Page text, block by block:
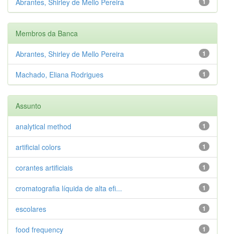
Membros da Banca
1
Abrantes, Shirley de Mello Pereira
1
Machado, Eliana Rodrigues
Assunto
1
analytical method
1
artificial colors
1
corantes artificiais
1
cromatografia líquida de alta efi...
1
escolares
1
food frequency